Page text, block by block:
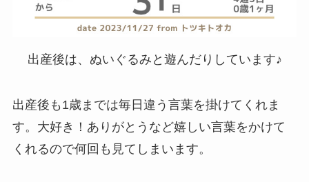
出産後は、ぬいぐるみと遊んだりしています♪
出産後も1歳までは毎日違う言葉を掛けてくれま
す。大好き！ありがとうなど嬉しい言葉をかけて
くれるので何回も見てしまいます。